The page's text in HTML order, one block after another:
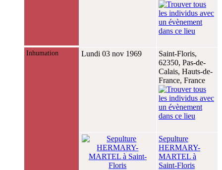
Inhumation Lundi 03 nov 1969
Saint-Floris,
62350, Pas-de-
Calais, Hauts-de-
France, France
Sepulture
HERMARY-
MARTEL à
Saint-Floris